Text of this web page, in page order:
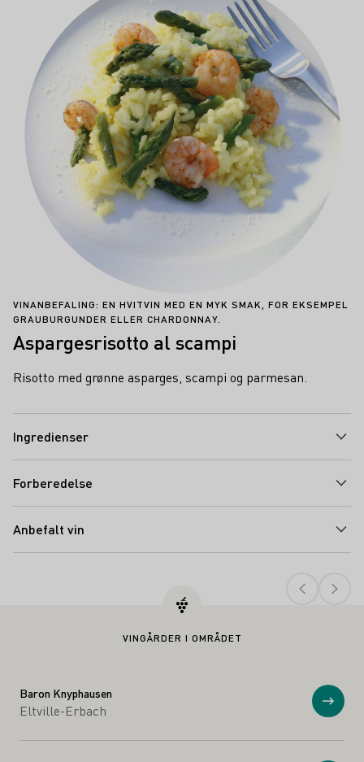
VINANBEFALING: EN HVITVIN MED EN MYK SMAK, FOR EKSEMPEL
GRAUBURGUNDER ELLER CHARDONNAY.
Aspargesrisotto al scampi
Risotto med grønne asparges, scampi og parmesan.
Ingredienser
Forberedelse
Anbefalt vin
VINGÅRDER I OMRÅDET
Baron Knyphausen
Eltville-Erbach Vis